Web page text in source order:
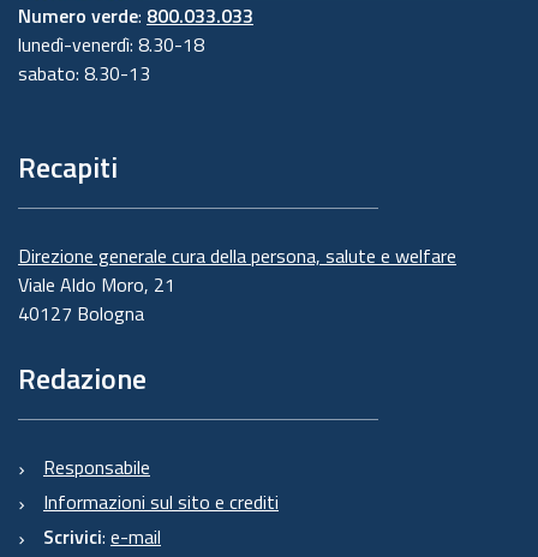
Numero verde: 800.033.033
lunedì-venerdì: 8.30-18
sabato: 8.30-13
Recapiti
Direzione generale cura della persona, salute e welfare
Viale Aldo Moro, 21
40127 Bologna
Redazione
Responsabile
Informazioni sul sito e crediti
Scrivici: e-mail